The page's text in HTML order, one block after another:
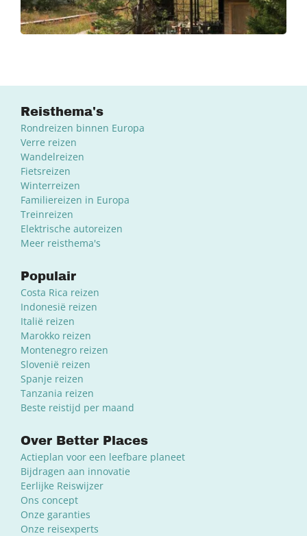
Reisthema's
Rondreizen binnen Europa
Verre reizen
Wandelreizen
Fietsreizen
Winterreizen
Familiereizen in Europa
Treinreizen
Elektrische autoreizen
Meer reisthema's
Populair
Costa Rica reizen
Indonesië reizen
Italië reizen
Marokko reizen
Montenegro reizen
Slovenië reizen
Spanje reizen
Tanzania reizen
Beste reistijd per maand
Over Better Places
Actieplan voor een leefbare planeet
Bijdragen aan innovatie
Eerlijke Reiswijzer
Ons concept
Onze garanties
Onze reisexperts